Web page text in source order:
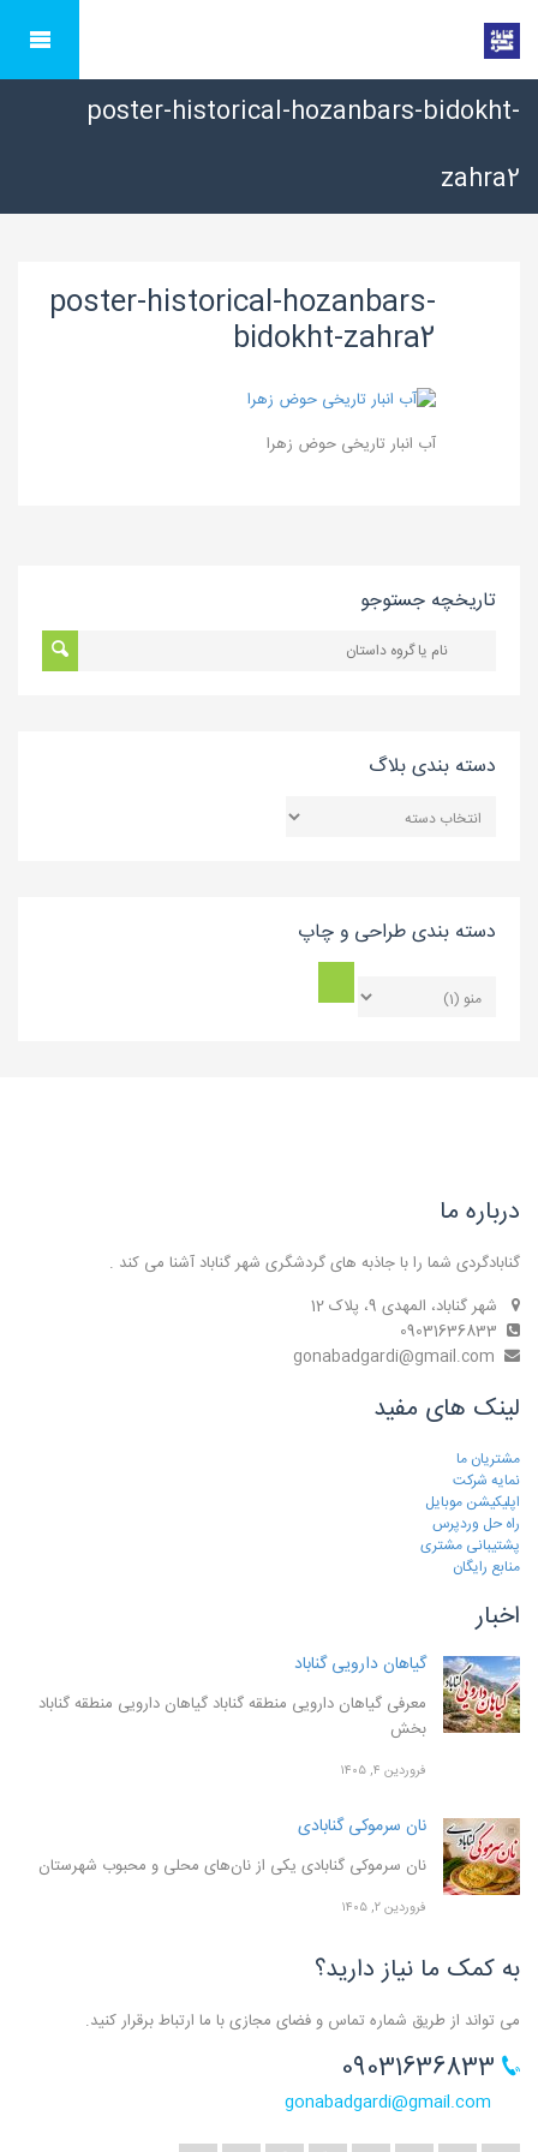
poster-historical-hozanbars-bidokht-
zahra2
poster-historical-hozanbars-
bidokht-zahra2
آب انبار تاریخی حوض زهرا
تاریخچه جستوجو
دسته بندی بلاگ
بندی
دسته بندی طراحی و چاپ
درباره ما
گنابادگردی شما را با جاذبه های گردشگری شهر گناباد آشنا می کند .
شهر گناباد، المهدی 9، پلاک 12
لینک های مفید
مشتریان ما
نمایه شرکت
اپلیکیشن موبایل
راه حل وردپرس
پشتیبانی مشتری
منابع رایگان
اخبار
گیاهان دارویی گناباد
معرفی گیاهان دارویی منطقه گناباد گیاهان دارویی منطقه گناباد
بخش
فروردین ۴, ۱۴۰۵
نان سرموکی گنابادی
نان سرموکی گنابادی یکی از نان‌های محلی و محبوب شهرستان
فروردین ۲, ۱۴۰۵
به کمک ما نیاز دارید؟
می تواند از طریق شماره تماس و فضای مجازی با ما ارتباط برقرار کنید.
gonabadgardi@gmail.com